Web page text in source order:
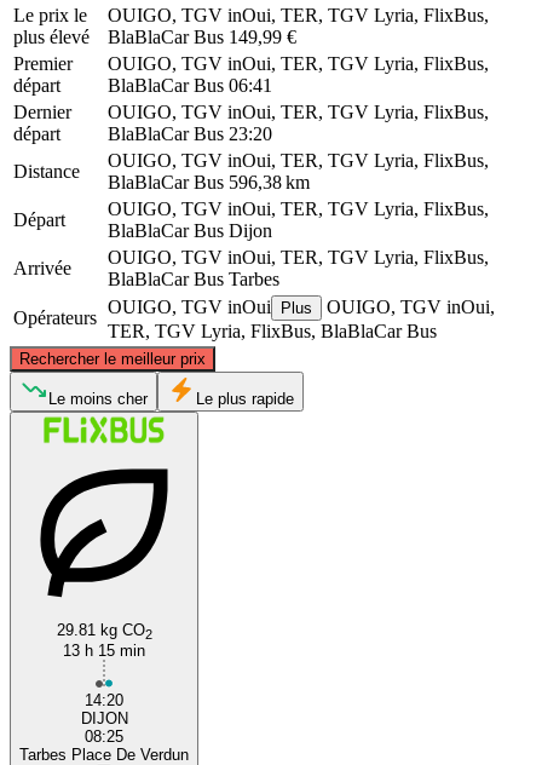
Le prix le
plus élevé
OUIGO, TGV inOui, TER, TGV Lyria, FlixBus,
BlaBlaCar Bus 149,99 €
Premier
départ
OUIGO, TGV inOui, TER, TGV Lyria, FlixBus,
BlaBlaCar Bus 06:41
Dernier
départ
OUIGO, TGV inOui, TER, TGV Lyria, FlixBus,
BlaBlaCar Bus 23:20
Distance
OUIGO, TGV inOui, TER, TGV Lyria, FlixBus,
BlaBlaCar Bus 596,38 km
Départ
OUIGO, TGV inOui, TER, TGV Lyria, FlixBus,
BlaBlaCar Bus Dijon
Arrivée
OUIGO, TGV inOui, TER, TGV Lyria, FlixBus,
BlaBlaCar Bus Tarbes
Opérateurs
OUIGO, TGV inOui Plus
OUIGO, TGV inOui,
TER, TGV Lyria, FlixBus, BlaBlaCar Bus
Rechercher le meilleur prix
Tarbes
©CARTO, ©OpenStreetMapcontributors
Le moins cher Le plus rapide
29.81 kg CO2
13 h 15 min
14:20
DIJON
08:25
Tarbes Place De Verdun